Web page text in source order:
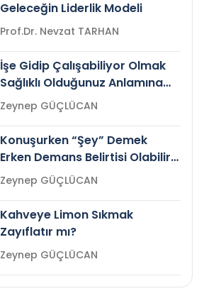
Geleceğin Liderlik Modeli
Prof.Dr. Nevzat TARHAN
İşe Gidip Çalışabiliyor Olmak
Sağlıklı Olduğunuz Anlamına
Gelir mi?Zeynep GÜÇLÜCAN
Konuşurken “Şey” Demek
Erken Demans Belirtisi Olabilir
mi?
Zeynep GÜÇLÜCAN
Kahveye Limon Sıkmak
Zayıflatır mı?
Zeynep GÜÇLÜCAN